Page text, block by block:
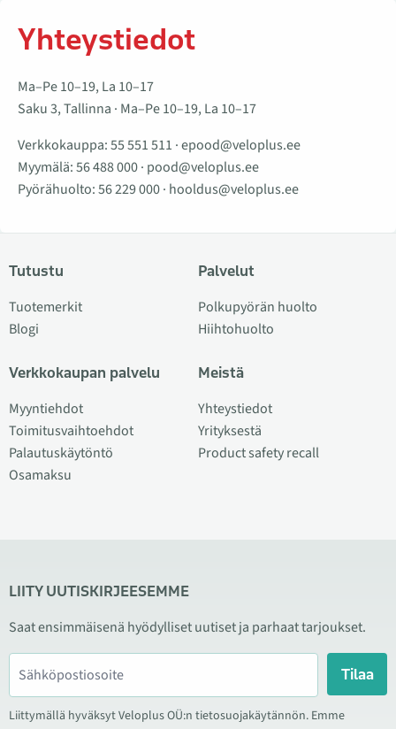
Yhteystiedot
Ma–Pe 10–19, La 10–17
Saku 3, Tallinna · Ma–Pe 10–19, La 10–17
Verkkokauppa:55 551 511 ·epood@veloplus.ee
Myymälä:56 488 000· pood@veloplus.ee
Pyörähuolto:56 229 000· hooldus@veloplus.ee
Tutustu
Tuotemerkit
Blogi
Verkkokaupan palvelu
Myyntiehdot
Toimitusvaihtoehdot
Palautuskäytöntö
Osamaksu
Palvelut
Polkupyörän huolto
Hiihtohuolto
Meistä
Yhteystiedot
Yrityksestä
Product safety recall
LIITY UUTISKIRJEESEMME
Saat ensimmäisenä hyödylliset uutiset ja parhaat tarjoukset.
Tilaa
Liittymällä hyväksyt Veloplus OÜ:n tietosuojakäytännön. Emme